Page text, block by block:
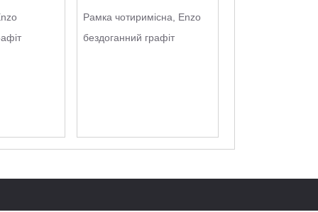
Рамка чотиримісна, Enzo
бездоганний графіт